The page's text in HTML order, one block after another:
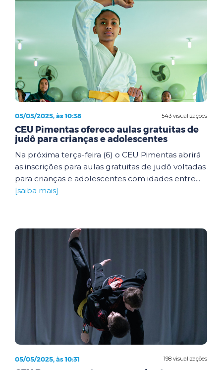
543 visualizações
05/05/2025, às 10:38
CEU Pimentas oferece aulas gratuitas de
judô para crianças e adolescentes
Na próxima terça-feira (6) o CEU Pimentas abrirá
as inscrições para aulas gratuitas de judô voltadas
para crianças e adolescentes com idades entre...
[saiba mais]
198 visualizações
05/05/2025, às 10:31